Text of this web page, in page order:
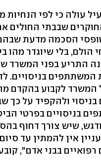
עולה כי לפי הנחיות
שבבתי החולים
הסכמה מדעת
הולם, בלי שיוגדר מהו
התריע בפני המשרד
המשתתפים בניסויים.
המשרד לקבוע בהקדם
ולהקפיד על כך
בניסויים בפרטי
שיש צורך דחוף
אין להמתין עד
רפואיים בבני אדם",